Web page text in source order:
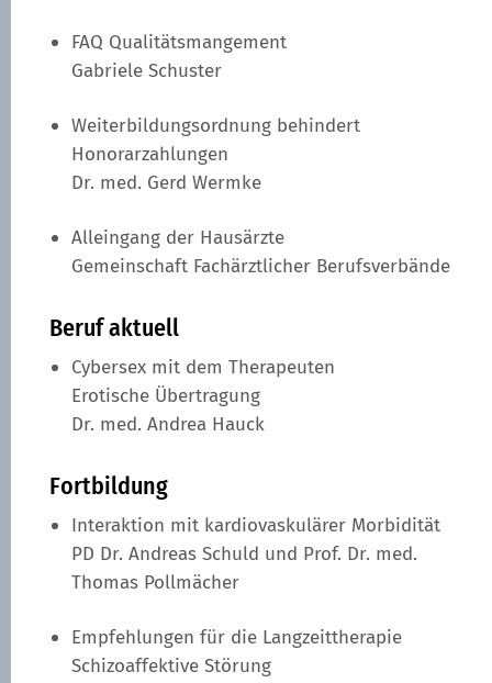
FAQ Qualitätsmangement
Gabriele Schuster
Weiterbildungsordnung behindert
Honorarzahlungen
Dr. med. Gerd Wermke
Alleingang der Hausärzte
Gemeinschaft Fachärztlicher Berufsverbände
Beruf aktuell
Cybersex mit dem Therapeuten
Erotische Übertragung
Dr. med. Andrea Hauck
Fortbildung
Interaktion mit kardiovaskulärer Morbidität
PD Dr. Andreas Schuld und Prof. Dr. med.
Thomas Pollmächer
Empfehlungen für die Langzeittherapie
Schizoaffektive Störung